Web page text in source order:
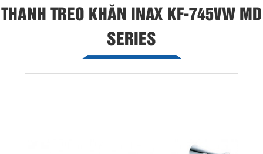
THANH TREO KHĂN INAX KF-745VW MD
SERIES